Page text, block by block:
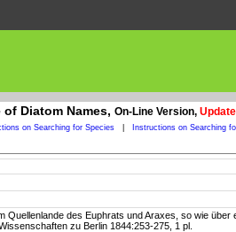
Diatom Names, On-Line Version,
on Searching for Species Instructions on Searching
Quellenlande des Euphrats und Araxes, so wie
zu Berlin 1844:253-275, 1 pl.